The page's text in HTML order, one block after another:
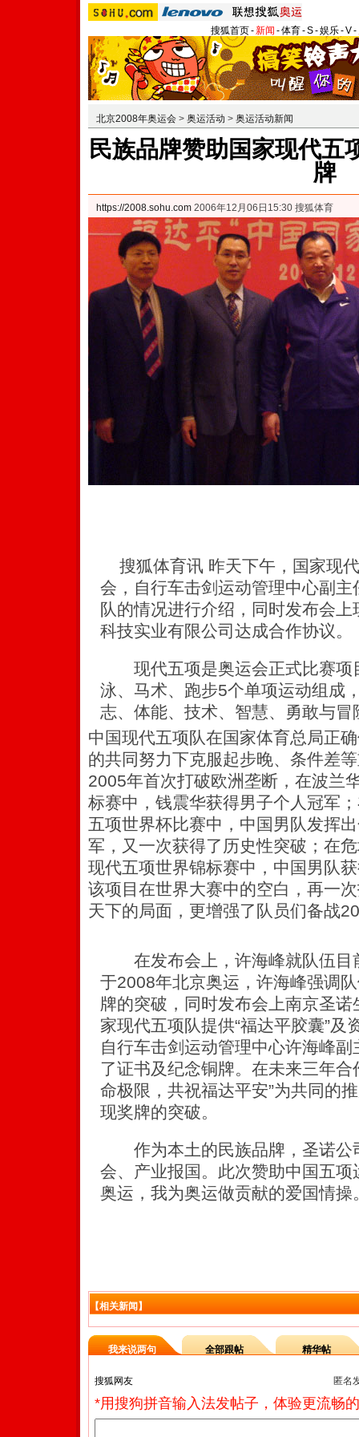
搜狐首页-新闻 -体育-S-娱乐-V-
北京2008年奥运会 > 奥运活动 > 奥运活动新闻
民族品牌赞助国家现代五
牌
https://2008.sohu.com 2006年12月06日15:30 搜狐体育
搜狐体育讯 昨天下午，国家现
会，自行车击剑运动管理中心副
队的情况进行介绍，同时发布会
科技实业有限公司达成合作协议。
现代五项是奥运会正式比赛项
泳、马术、跑步5个单项运动组成
志、体能、技术、智慧、勇敢与冒
中国现代五项队在国家体育总局正
的共同努力下克服起步晚、条件差
2005年首次打破欧洲垄断，在波兰
标赛中，钱震华获得男子个人冠军
五项世界杯比赛中，中国男队发挥
军，又一次获得了历史性突破；在
现代五项世界锦标赛中，中国男队
该项目在世界大赛中的空白，再一
天下的局面，更增强了队员们备战
在发布会上，许海峰就队伍目
于2008年北京奥运，许海峰强调
牌的突破，同时发布会上南京圣
家现代五项队提供“福达平胶囊”及
自行车击剑运动管理中心许海峰
了证书及纪念铜牌。在未来三年合
命极限，共祝福达平安”为共同的
现奖牌的突破。
作为本土的民族品牌，圣诺公
会、产业报国。此次赞助中国五
奥运，我为奥运做贡献的爱国情操
【相关新闻】
我来说两句 全部跟帖 精华帖
匿名
*用搜狗拼音输入法发帖子，体验更流畅